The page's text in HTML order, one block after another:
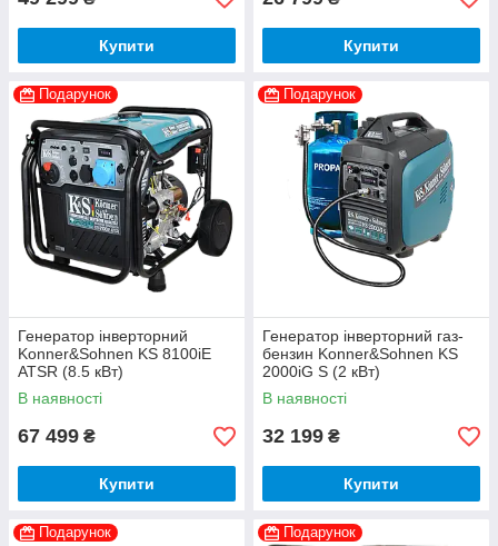
Купити Купити
Подарунок
Генератор інверторний
Konner&Sohnen KS 8100iE
ATSR (8.5 кВт)
В наявності
67 499 ₴
Купити
Подарунок
Генератор інверторний газ-
бензин Konner&Sohnen KS
2000iG S (2 кВт)
В наявності
32 199 ₴
Купити
Подарунок Подарунок